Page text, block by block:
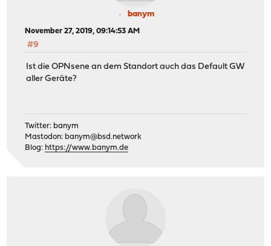
banym
November 27, 2019, 09:14:53 AM
#9
Ist die OPNsene an dem Standort auch das Default GW
aller Geräte?
Twitter: banym
Mastodon: banym@bsd.network
Blog: https://www.banym.de